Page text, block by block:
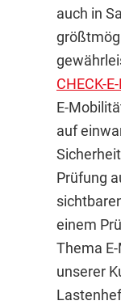
auch in
CHECK-
E-
auf
Prüfung
einem
Thema
unserer